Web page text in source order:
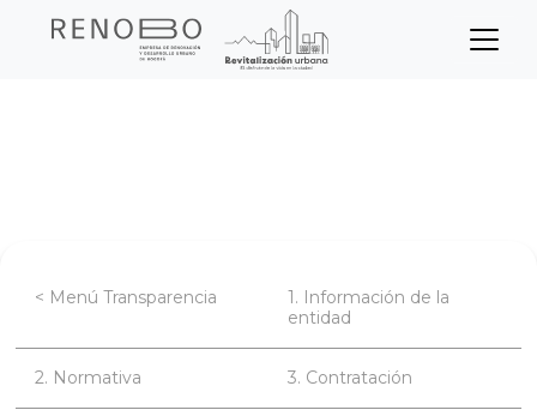
Sitio Web Empresa de
Transparencia
< Menú Transparencia
1. Información de la
entidad
2. Normativa 3. Contratación